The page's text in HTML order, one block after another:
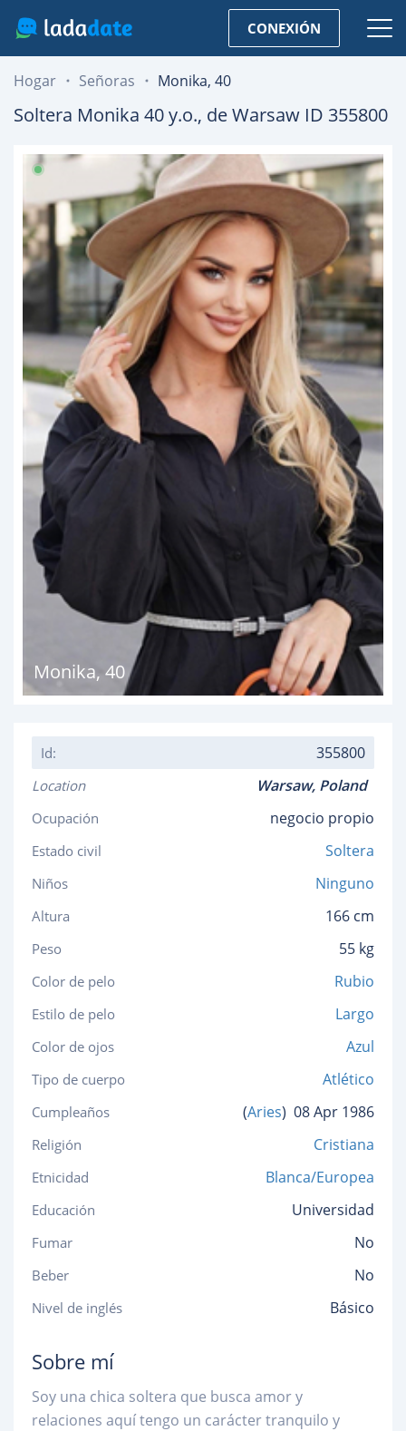
CONEXIÓN
Hogar Señoras Monika, 40
Soltera Monika 40y.o., deWarsaw ID 355800
Monika, 40
Id: 355800
Location Warsaw, Poland
Ocupación negocio propio
Estado civil Soltera
Niños Ninguno
Altura 166 cm
Peso 55 kg
Color de pelo Rubio
Estilo de pelo Largo
Color de ojos Azul
Tipo de cuerpo Atlético
Cumpleaños (Aries) 08 Apr 1986
Religión Cristiana
Etnicidad Blanca/Europea
Educación Universidad
Fumar No
Beber No
Nivel de inglés Básico
Sobre mí
Soy una chica soltera que busca amor y
relaciones aquí tengo un carácter tranquilo y